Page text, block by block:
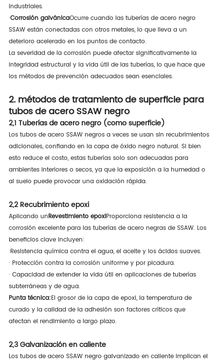
industriales.
·Corrosión galvánicaOcurre cuando las tuberías de acero negro
SSAW están conectadas con otros metales, lo que lleva a un
deterioro acelerado en los puntos de contacto.
La severidad de la corrosión puede afectar significativamente la
integridad estructural y la vida útil de las tuberías, lo que hace que
los métodos de prevención adecuados sean esenciales.
2. métodos de tratamiento de superficie para
tubos de acero SSAW negro
2,1 Tuberías de acero negro (como superficie)
Los tubos de acero SSAW negros a veces se usan sin recubrimientos
adicionales, confiando en la capa de óxido negro natural. Si bien
esto reduce el costo, estas tuberías solo son adecuadas para
ambientes interiores o secos, ya que la exposición a la humedad o
al suelo puede provocar una oxidación rápida.
2,2 Recubrimiento epoxi
Aplicando unRevestimiento epoxiProporciona resistencia a la
corrosión excelente para las tuberías de acero negras de SSAW. Los
beneficios clave incluyen:
·Resistencia química contra el agua, el aceite y los ácidos suaves.
· Protección contra la corrosión uniforme y por picadura.
· Capacidad de extender la vida útil en aplicaciones de tuberías
subterráneas y de agua.
Punta técnica:El grosor de la capa de epoxi, la temperatura de
curado y la calidad de la adhesión son factores críticos que
afectan el rendimiento a largo plazo.
2,3 Galvanización en caliente
Los tubos de acero SSAW negro galvanizado en caliente implican el